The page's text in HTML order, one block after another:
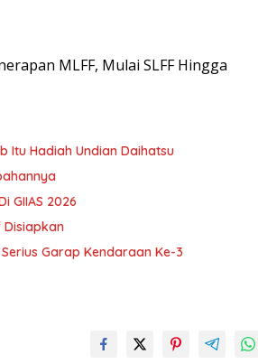
MLFF, Mulai SLFF Hingga
Itu Hadiah Undian Daihatsu
GIIAS 2026
Disiapkan
Garap Kendaraan Ke-3